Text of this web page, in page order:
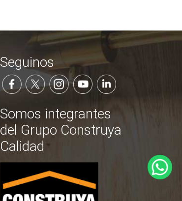
Seguinos
Somos integrantes
del Grupo Construya
Calidad